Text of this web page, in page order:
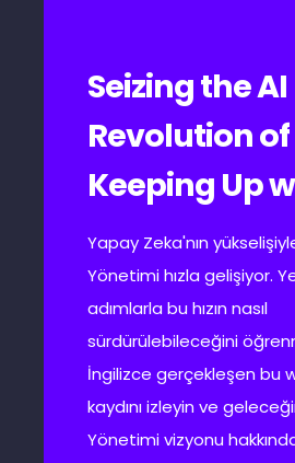
Seizing the AI
Revolution of
Keeping Up
Yapay Zeka'nın
Yönetimi hızla gelişiyor.
adımlarla bu hızın nasıl
sürdürülebileceğini
İngilizce gerçekleşen bu
kaydını izleyin ve
Yönetimi vizyonu